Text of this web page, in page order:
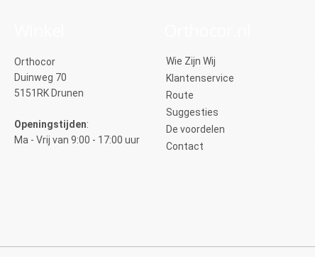
Orthocor
Duinweg 70
5151RK Drunen
Openingstijden:
Ma - Vrij van 9:00 - 17:00 uur
Wie Zijn Wij
Klantenservice
Route
Suggesties
De voordelen
Contact